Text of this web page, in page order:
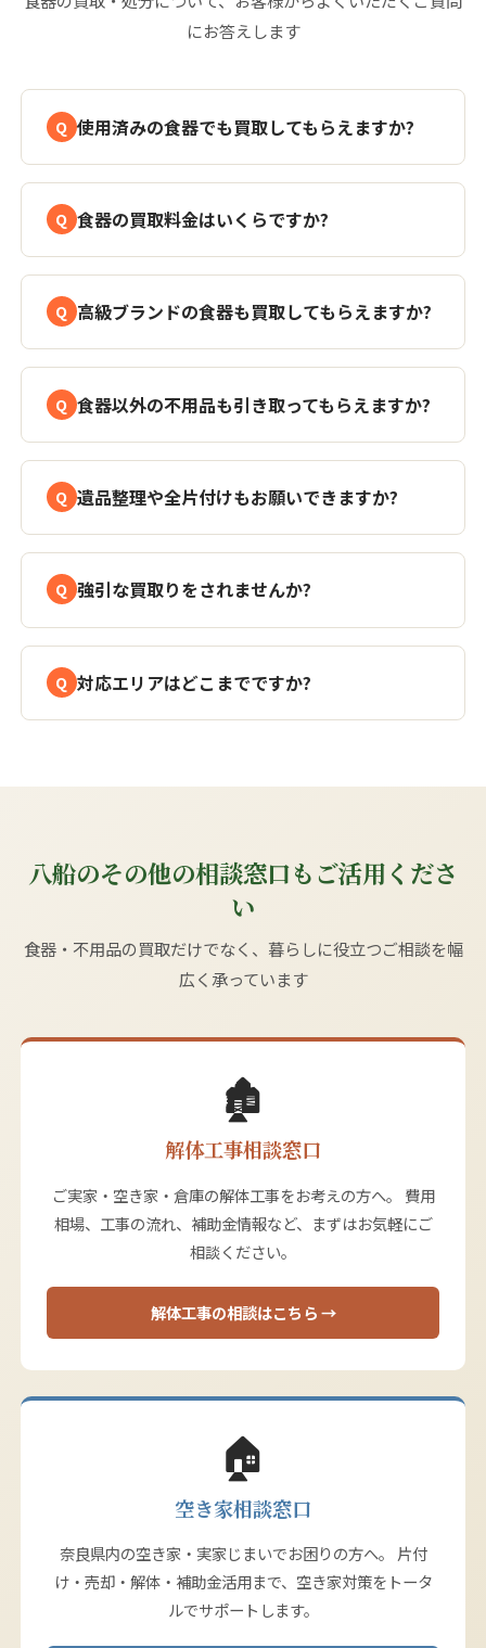
にお答えします
使用済みの食器でも買取してもらえますか?
食器の買取料金はいくらですか?
高級ブランドの食器も買取してもらえますか?
食器以外の不用品も引き取ってもらえますか?
遺品整理や全片付けもお願いできますか?
強引な買取りをされませんか?
対応エリアはどこまでですか?
八船のその他の相談窓口もご活用くださ
い
食器・不用品の買取だけでなく、暮らしに役立つご相談を幅
広く承っています
🏚️
解体工事相談窓口
ご実家・空き家・倉庫の解体工事をお考えの方へ。 費用
相場、工事の流れ、補助金情報など、まずはお気軽にご
相談ください。
解体工事の相談はこちら →
🏠
空き家相談窓口
奈良県内の空き家・実家じまいでお困りの方へ。 片付
け・売却・解体・補助金活用まで、空き家対策をトータ
ルでサポートします。